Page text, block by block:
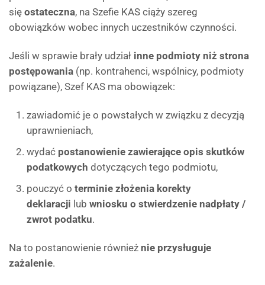
się ostateczna, na Szefie KAS ciąży szereg
obowiązków wobec innych uczestników czynności.
Jeśli w sprawie brały udział inne podmioty niż strona
postępowania (np. kontrahenci, wspólnicy, podmioty
powiązane), Szef KAS ma obowiązek:
zawiadomić je o powstałych w związku z decyzją
uprawnieniach,
wydać postanowienie zawierające opis skutków
podatkowych dotyczących tego podmiotu,
pouczyć o terminie złożenia korekty
deklaracji lub wniosku o stwierdzenie nadpłaty /
zwrot podatku.
Na to postanowienie również nie przysługuje
zażalenie.